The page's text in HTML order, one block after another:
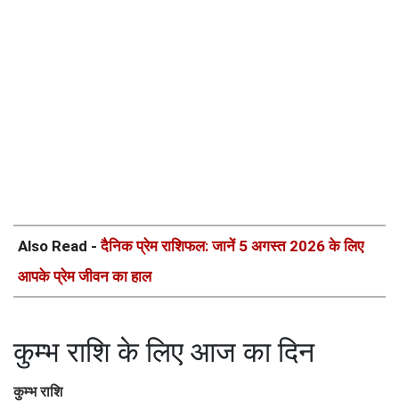
Also Read -दैनिक प्रेम राशिफल: जानें 5 अगस्त 2026 के लिए
आपके प्रेम जीवन का हाल
कुम्भ राशि के लिए आज का दिन
कुम्भ राशि